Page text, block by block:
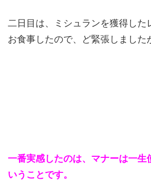
二日目は、ミシュランを獲得した
お食事したので、ど緊張しました
一番実感したのは、マナーは一生
いうことです。